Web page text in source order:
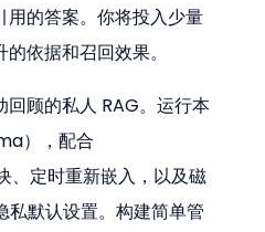
用的答案。你将投入少量
依据和召回效果。
顾的私人 RAG。运行本
），配合
、定时重新嵌入，以及磁
私默认设置。构建简单管